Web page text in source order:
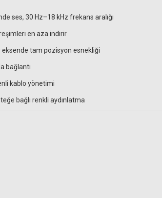
ses, 30 Hz–18 kHz frekans aralığı
en aza indirir
eksende tam pozisyon esnekliği
bağlantı
kablo yönetimi
bağlı renkli aydınlatma